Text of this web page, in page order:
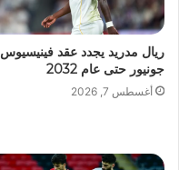
ريال مدريد يجدد عقد فينيسيوس
جونيور حتى عام 2032
أغسطس 7, 2026